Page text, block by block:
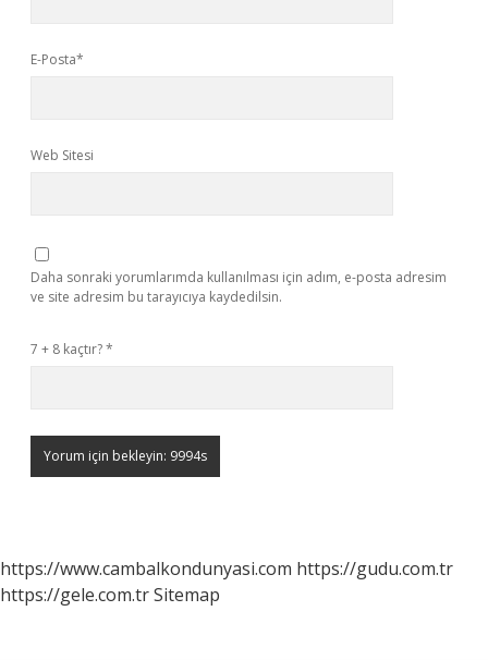
E-Posta*
Web Sitesi
Daha sonraki yorumlarımda kullanılması için adım, e-posta adresim
ve site adresim bu tarayıcıya kaydedilsin.
7 + 8 kaçtır?*
https://www.cambalkondunyasi.com https://gudu.com.tr
https://gele.com.trSitemap